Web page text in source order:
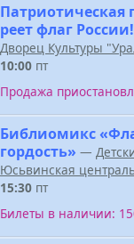
Патриотическая
реет флаг
Дворец Культуры
10:00 пт
Продажа
Библиомикс
гордость» —
Юсьвинская
15:30 пт
Билеты в наличии: